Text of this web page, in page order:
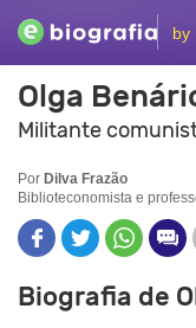
by
Olga
Militante
Por Dilva Frazão
Biblioteconomista e
Biografia de